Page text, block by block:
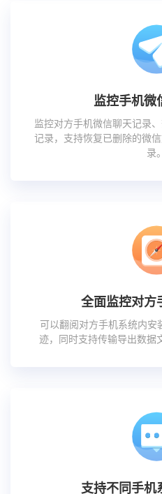
监控手机微
监控对方手机微信聊天记录
记录，支持恢复已删除的微
录。
全面监控对方
可以翻阅对方手机系统内安
迹，同时支持传输导出数据
支持不同手机